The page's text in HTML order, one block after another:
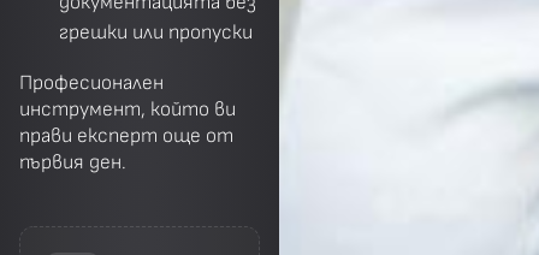
грешки или пропуски
Професионален
инструмент, който ви
прави експерт още от
първия ден.